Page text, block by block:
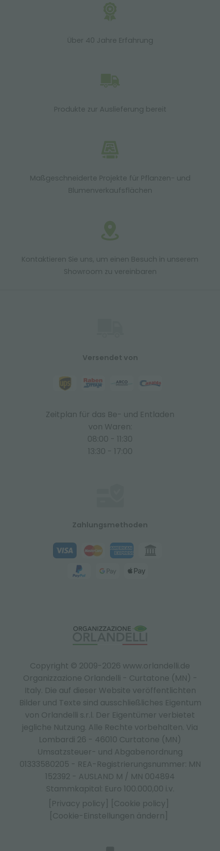
Über 40 Jahre Erfahrung
Produkte zur Auslieferung bereit
Maßgeschneiderte Projekte für Pflanzen- und
Blumenverkaufsflächen
Kontaktieren Sie uns, um einen Besuch in unserem
Showroom zu vereinbaren
Copyright © 2009-2026 www.orlandelli.de
Organizzazione Orlandelli - Curtatone (MN) -
Italy. Die auf dieser Website veröffentlichten
Bilder und Texte sind ausschließliches Eigentum
von Orlandelli s.r.l. Der Eigentümer verbietet
jegliche Nutzung. Alle Rechte vorbehalten. Via
Lombardi 26 - 46010 Curtatone (MN)
Umsatzsteuer- und Abgabenordnung
01333580205 - REA-Registrierungsnummer: MN
152392 - AUSLAND M / MN 004894
Stammkapital: Euro 100.000,00 i.v.
[Privacy policy]
[Cookie policy]
[Cookie-Einstellungen ändern]
Versendet von
Zeitplan für das Be- und Entladen
von Waren:
08:00 - 11:30
13:30 - 17:00
Zahlungsmethoden